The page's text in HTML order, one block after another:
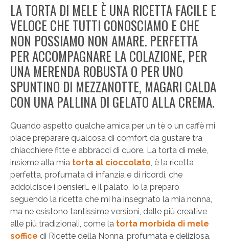
LA TORTA DI MELE È UNA RICETTA FACILE E
VELOCE CHE TUTTI CONOSCIAMO E CHE
NON POSSIAMO NON AMARE. PERFETTA
PER ACCOMPAGNARE LA COLAZIONE, PER
UNA MERENDA ROBUSTA O PER UNO
SPUNTINO DI MEZZANOTTE, MAGARI CALDA
CON UNA PALLINA DI GELATO ALLA CREMA.
Quando aspetto qualche amica per un tè o un caffè mi
piace preparare qualcosa di comfort da gustare tra
chiacchiere fitte e abbracci di cuore. La torta di mele,
insieme alla mia torta al cioccolato, è la ricetta
perfetta, profumata di infanzia e di ricordi, che
addolcisce i pensieri… e il palato. Io la preparo
seguendo la ricetta che mi ha insegnato la mia nonna,
ma ne esistono tantissime versioni, dalle più creative
alle più tradizionali, come la torta morbida di mele
soffice di Ricette della Nonna, profumata e deliziosa.